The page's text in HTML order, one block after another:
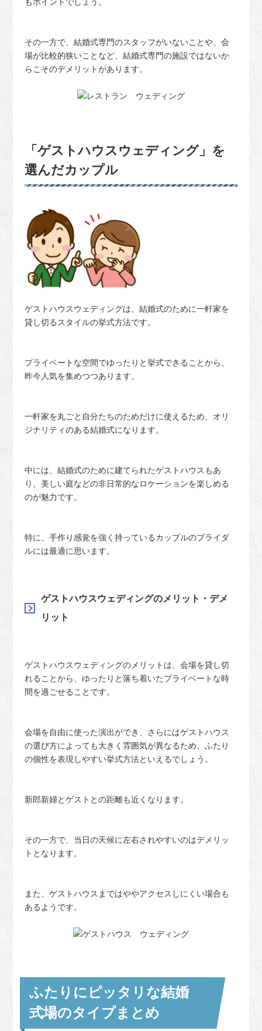
もポイントでしょう。
その一方で、結婚式専門のスタッフがいないことや、会
場が比較的狭いことなど、結婚式専門の施設ではないか
らこそのデメリットがあります。
「ゲストハウスウェディング」を
選んだカップル
ゲストハウスウェディングは、結婚式のために一軒家を
貸し切るスタイルの挙式方法です。
プライベートな空間でゆったりと挙式できることから、
昨今人気を集めつつあります。
一軒家を丸ごと自分たちのためだけに使えるため、オリ
ジナリティのある結婚式になります。
中には、結婚式のために建てられたゲストハウスもあ
り、美しい庭などの非日常的なロケーションを楽しめる
のが魅力です。
特に、手作り感覚を強く持っているカップルのブライダ
ルには最適に思います。
ゲストハウスウェディングのメリット・デメ
リット
ゲストハウスウェディングのメリットは、会場を貸し切
れることから、ゆったりと落ち着いたプライベートな時
間を過ごせることです。
会場を自由に使った演出ができ、さらにはゲストハウス
の選び方によっても大きく雰囲気が異なるため、ふたり
の個性を表現しやすい挙式方法といえるでしょう。
新郎新婦とゲストとの距離も近くなります。
その一方で、当日の天候に左右されやすいのはデメリッ
トとなります。
また、ゲストハウスまではややアクセスしにくい場合も
あるようです。
ふたりにピッタリな結婚
式場のタイプまとめ